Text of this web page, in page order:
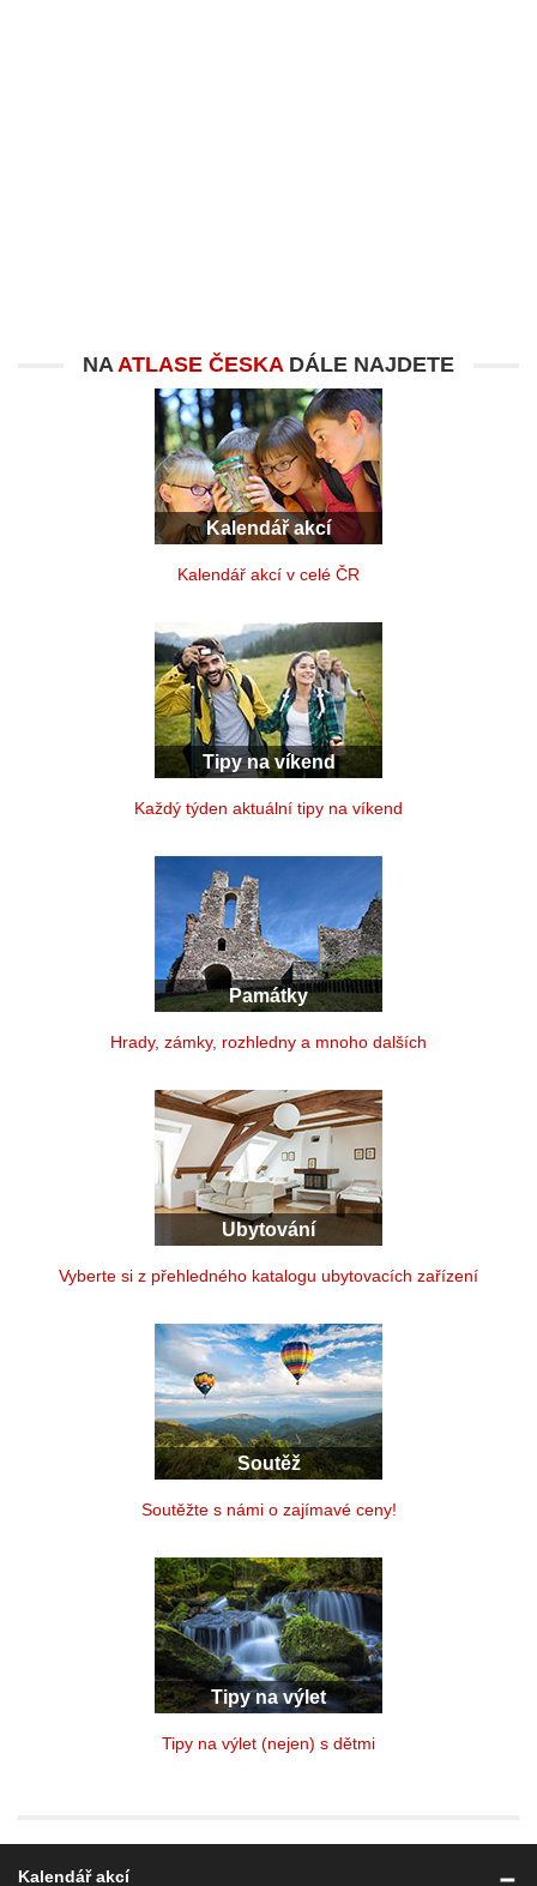
NAATLASE ČESKADÁLE NAJDETE
Kalendář akcí
Kalendář akcí v celé ČR
Tipy na víkend
Každý týden aktuální tipy na víkend
Památky
Hrady, zámky, rozhledny a mnoho dalších
Ubytování
Vyberte si z přehledného katalogu ubytovacích zařízení
Soutěž
Soutěžte s námi o zajímavé ceny!
Tipy na výlet
Tipy na výlet (nejen) s dětmi
Kalendář akcí